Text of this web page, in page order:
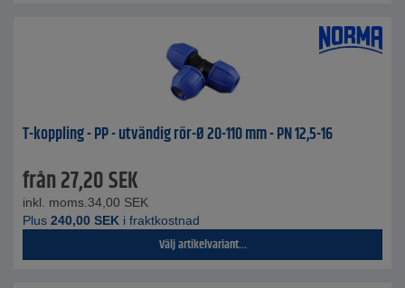
T-koppling - PP - utvändig rör-Ø 20-110 mm - PN 12,5-16
från27,20SEK
inkl. moms. 34,00 SEK
Plus 240,00 SEK i fraktkostnad
Välj artikelvariant...